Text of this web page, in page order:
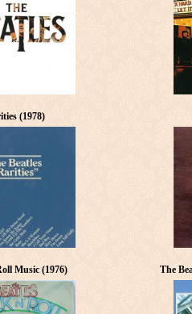
(1978)
Music (1976) The